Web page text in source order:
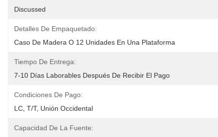
Discussed
Detalles De Empaquetado:
Caso De Madera O 12 Unidades En Una Plataforma
Tiempo De Entrega:
7-10 Días Laborables Después De Recibir El Pago
Condiciones De Pago:
LC, T/T, Unión Occidental
Capacidad De La Fuente: